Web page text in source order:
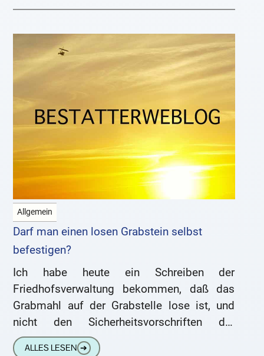
Allgemein
Darf man einen losen Grabstein selbst
befestigen?
Ich habe heute ein Schreiben der
Friedhofsverwaltung bekommen, daß das
Grabmahl auf der Grabstelle lose ist, und
nicht den Sicherheitsvorschriften der
Friedhofsordung entspricht. Es bestehe eine
ALLES LESEN ➔